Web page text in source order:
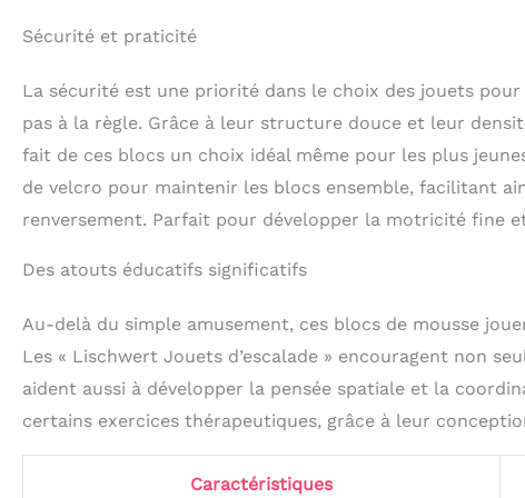
Sécurité et praticité
La sécurité est une priorité dans le choix des jouets
pas à la règle. Grâce à leur structure douce et leur
fait de ces blocs un choix idéal même pour les plus
de velcro pour maintenir les blocs ensemble, facilitant
renversement. Parfait pour développer la motricité fine
Des atouts éducatifs significatifs
Au-delà du simple amusement, ces blocs de mousse
Les « Lischwert Jouets d’escalade » encouragent non
aident aussi à développer la pensée spatiale et la
certains exercices thérapeutiques, grâce à leur
Caractéristiques